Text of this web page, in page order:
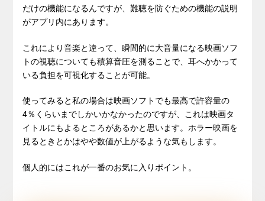
だけの機能になるんですが、難聴を防ぐための機能の説明
がアプリ内にあります。
これにより音楽と違って、瞬間的に大音量になる映画ソフ
トの視聴についても積算音圧を測ることで、耳へかかって
いる負担を可視化することが可能。
使ってみると私の場合は映画ソフトでも最高で許容量の
4％くらいまでしかいかなかったのですが、これは映画タ
イトルにもよるところがあるかと思います。ホラー映画を
見るときとかはやや数値が上がるような気もします。
個人的にはこれが一番のお気に入りポイント。